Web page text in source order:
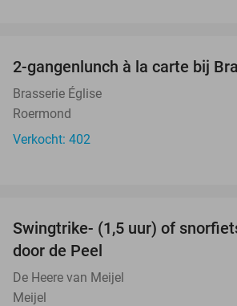
2-gangenlunch à la carte bij
Brasserie Église
Roermond
Verkocht: 402
Swingtrike- (1,5 uur) of
door de Peel
De Heere van Meijel
Meijel